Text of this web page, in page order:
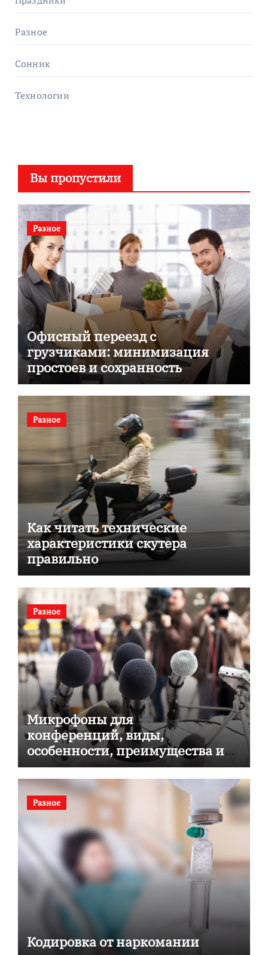
Разное
Сонник
Технологии
Вы пропустили
Разное
Офисный переезд с
грузчиками: минимизация
простоев и сохранность
документов
Разное
Как читать технические
характеристики скутера
правильно
Разное
Микрофоны для
конференций, виды,
особенности, преимущества и
советы по выбору
Разное
Кодировка от наркомании